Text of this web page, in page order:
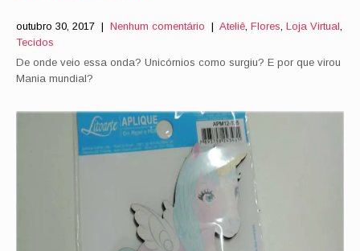
outubro 30, 2017 | Nenhum comentário | Ateliê, Flores, Loja Virtual,
Tecidos
De onde veio essa onda? Unicórnios como surgiu? E por que virou
Mania mundial?